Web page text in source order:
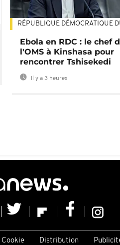
RÉPUBLIQUE DÉMOCRATIQUE
Ebola en RDC : le chef
l'OMS à Kinshasa pour
rencontrer Tshisekedi
Il y a 3 heures
Cookie Distribution